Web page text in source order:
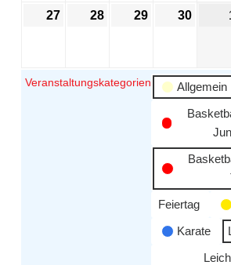
27 28 29 30
Veranstaltungskategorien
Allgemein
Feiertag
Karate